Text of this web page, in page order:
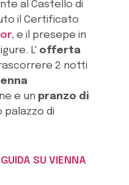
al Castello di
il Certificato
, e il presepe in
L' offerta
2 notti
e un pranzo di
palazzo di
SU VIENNA